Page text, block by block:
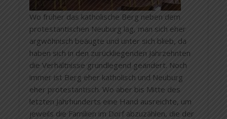
Wo früher das katholische Berg neben dem
protestantischen Neuburg lag, man sich eher
argwöhnisch beäugte und unter sich blieb, da
haben sich in den zurückliegenden Jahrzehnten
die Verhältnisse grundlegend geändert. Noch
immer ist Berg eher katholisch und Neuburg
eher protestantisch. Wo aber bis Mitte des
letzten Jahrhunderts eine Hand ausreichte, um
jeweils die Familien im Dorf abzuzählen, die der